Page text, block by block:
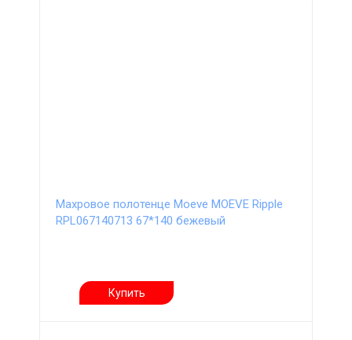
Махровое полотенце Moeve MOEVE Ripple
RPL067140713 67*140 бежевый
Купить